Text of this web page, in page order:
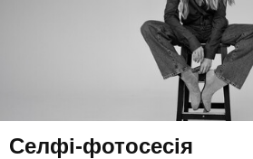
Селфі-фотосесія